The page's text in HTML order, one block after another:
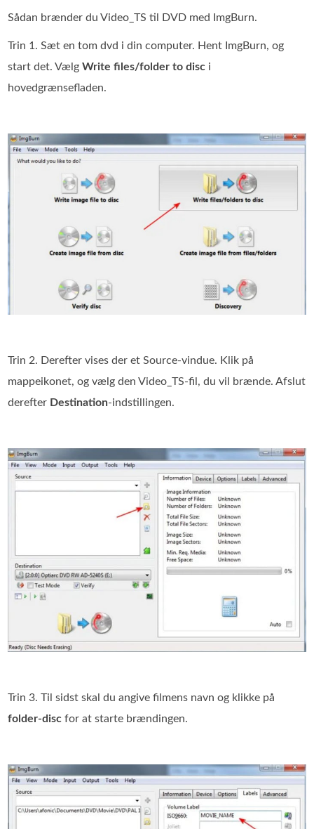
Sådan brænder du Video_TS til DVD med ImgBurn.
Trin 1. Sæt en tom dvd i din computer. Hent ImgBurn, og
start det. VælgWrite files/folder to disc i
hovedgrænsefladen.
Trin 2. Derefter vises der et Source‑vindue. Klik på
mappeikonet, og vælg den Video_TS‑fil, du vil brænde. Afslut
derefter Destination-indstillingen.
Trin 3. Til sidst skal du angive filmens navn og klikke på
folder-disc for at starte brændingen.